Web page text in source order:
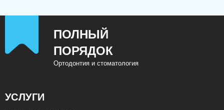
ПОЛНЫЙ
ПОРЯДОК
Ортодонтия и стоматология
УСЛУГИ